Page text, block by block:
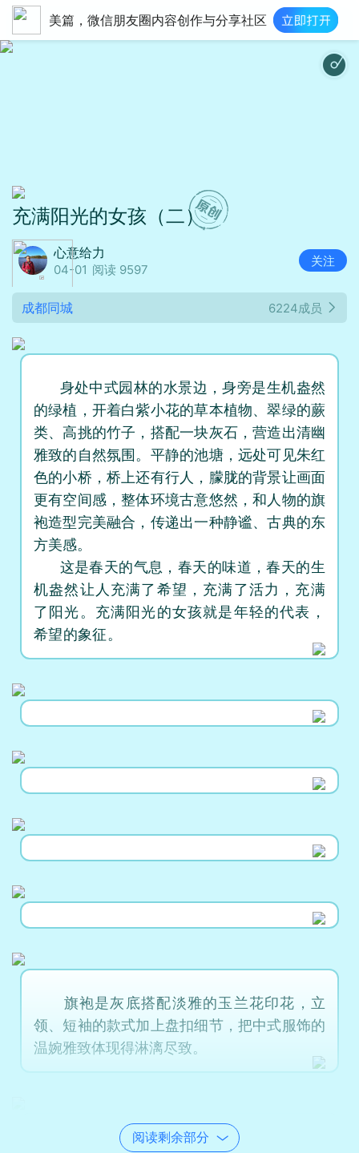
美篇，微信朋友圈内容创作与分享社区
充满阳光的女孩（二）
心意给力
04-01 阅读 9597
关注
成都同城 6224成员
身处中式园林的水景边，身旁是生机盎然
的绿植，开着白紫小花的草本植物、翠绿的蕨
类、高挑的竹子，搭配一块灰石，营造出清幽
雅致的自然氛围。平静的池塘，远处可见朱红
色的小桥，桥上还有行人，朦胧的背景让画面
更有空间感，整体环境古意悠然，和人物的旗
袍造型完美融合，传递出一种静谧、古典的东
方美感。
这是春天的气息，春天的味道，春天的生
机盎然让人充满了希望，充满了活力，充满
了阳光。充满阳光的女孩就是年轻的代表，
希望的象征。
旗袍是灰底搭配淡雅的玉兰花印花，立
领、短袖的款式加上盘扣细节，把中式服饰的
温婉雅致体现得淋漓尽致。
阅读剩余部分
静谧时光琴轻